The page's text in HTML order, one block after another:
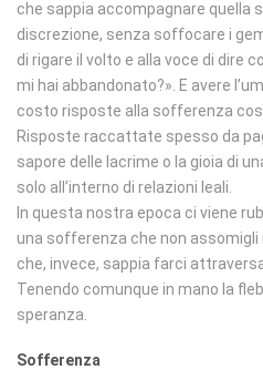
che sappia accompagnare quella
discrezione, senza soffocare i
di rigare il volto e alla voce di dire
mi hai abbandonato?». E avere
costo risposte alla sofferenza
Risposte raccattate spesso da
sapore delle lacrime o la gioia di
solo all’interno di relazioni leali.
In questa nostra epoca ci viene
una sofferenza che non assomigli
che, invece, sappia farci
Tenendo comunque in mano la
speranza.
Sofferenza